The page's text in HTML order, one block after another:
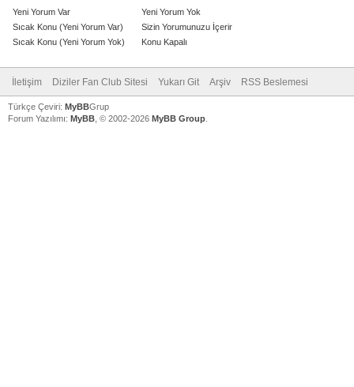
Yeni Yorum Var
Sıcak Konu (Yeni Yorum Var)
Sıcak Konu (Yeni Yorum Yok)
Yeni Yorum Yok
Sizin Yorumunuzu İçerir
Konu Kapalı
İletişim Diziler Fan Club Sitesi Yukarı Git Arşiv RSS Beslemesi
Türkçe Çeviri: MyBBGrup
Forum Yazılımı: MyBB , © 2002-2026 MyBB Group